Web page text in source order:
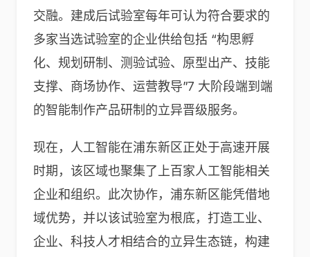
交融。建成后试验室每年可认为符合要求的
多家当选试验室的企业供给包括 “构思孵
化、规划研制、测验试验、原型出产、技能
支撑、商场协作、运营教导”7 大阶段端到端
的智能制作产品研制的立异晋级服务。
现在，人工智能在浦东新区正处于高速开展
时期，该区域也聚集了上百家人工智能相关
企业和组织。此次协作，浦东新区能凭借地
域优势，并以该试验室为根底，打造工业、
企业、科技人才相结合的立异生态链，构建